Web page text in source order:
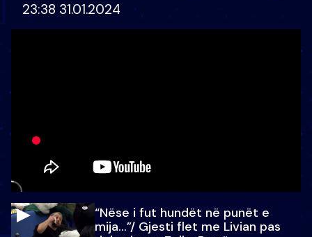
23:38 31.01.2024
“Nëse i fut hundët në punët e
mija…”/ Gjesti flet me Livian pas